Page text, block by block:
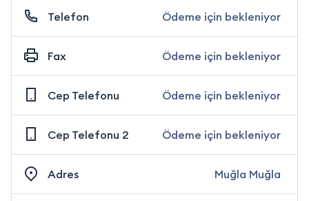
Telefon Ödeme için bekleniyor
Fax Ödeme için bekleniyor
Cep Telefonu Ödeme için bekleniyor
Cep Telefonu 2 Ödeme için bekleniyor
Adres Muğla Muğla